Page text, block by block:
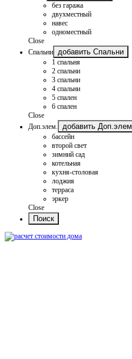
без гаража
двухместный
навес
одноместный
Close
Спальни
добавить Спальни
1 спальня
2 спальни
3 спальни
4 спальни
5 спален
6 спален
Close
Доп.элем.
добавить Доп.элем.
бассейн
второй свет
зимний сад
котельная
кухня-столовая
лоджия
терраса
эркер
Close